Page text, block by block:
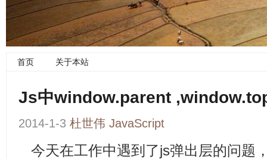
首页 关于本站
Js中window.parent
2014-1-3 杜世伟 JavaScript
今天在工作中遇到了js弹出层的问题